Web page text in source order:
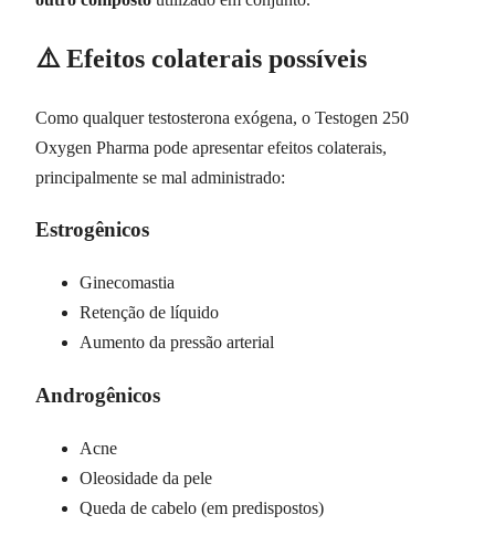
⚠️ Efeitos colaterais possíveis
Como qualquer testosterona exógena, o Testogen 250
Oxygen Pharma pode apresentar efeitos colaterais,
principalmente se mal administrado:
Estrogênicos
Ginecomastia
Retenção de líquido
Aumento da pressão arterial
Androgênicos
Acne
Oleosidade da pele
Queda de cabelo (em predispostos)